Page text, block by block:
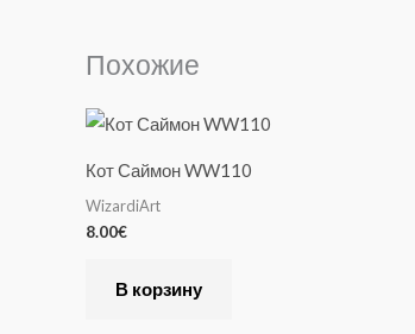
Похожие
Кот Саймон WW110
WizardiArt
8.00€
В корзину